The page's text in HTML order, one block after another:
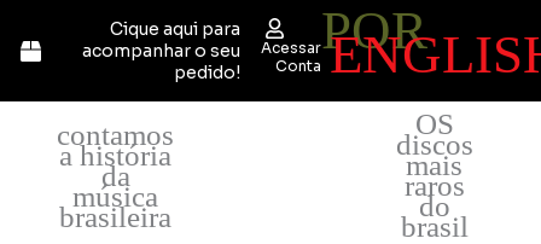
para
Cique aqui para
acompanhar o seu
pedido!
Acessar
Conta
POR
contamos
a história
da
música
brasileira
OS
discos
mais
raros
do
brasil